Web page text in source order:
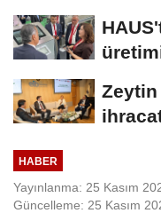
Zeytin
HABER
Yayınlanma: 25 Kasım
Güncelleme: 25 Kasım